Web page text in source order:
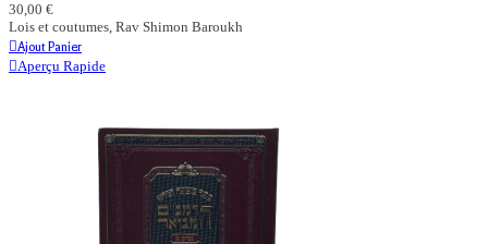
30,00 €
Lois et coutumes, Rav Shimon Baroukh
Ajout Panier
Aperçu Rapide